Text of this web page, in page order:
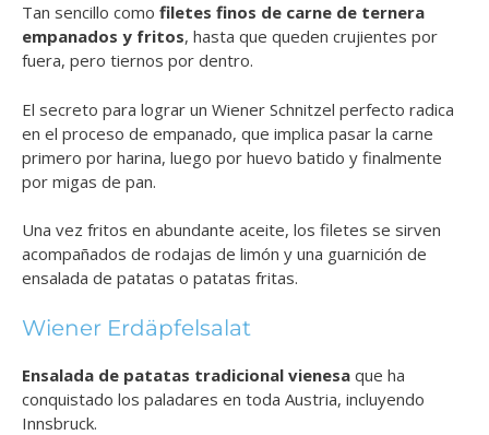
Tan sencillo como filetes finos de carne de ternera
empanados y fritos, hasta que queden crujientes por
fuera, pero tiernos por dentro.
El secreto para lograr un Wiener Schnitzel perfecto radica
en el proceso de empanado, que implica pasar la carne
primero por harina, luego por huevo batido y finalmente
por migas de pan.
Una vez fritos en abundante aceite, los filetes se sirven
acompañados de rodajas de limón y una guarnición de
ensalada de patatas o patatas fritas.
Wiener Erdäpfelsalat
Ensalada de patatas tradicional vienesa que ha
conquistado los paladares en toda Austria, incluyendo
Innsbruck.